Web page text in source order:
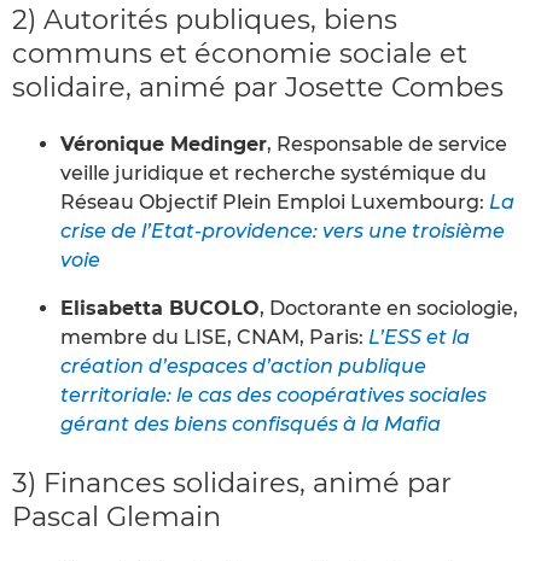
2) Autorités publiques, biens
communs et économie sociale et
solidaire, animé par Josette Combes
Véronique Medinger, Responsable de service
veille juridique et recherche systémique du
Réseau Objectif Plein Emploi Luxembourg: La
crise de l’Etat-providence: vers une troisième
voie
Elisabetta BUCOLO, Doctorante en sociologie,
membre du LISE, CNAM, Paris: L’ESS et la
création d’espaces d’action publique
territoriale: le cas des coopératives sociales
gérant des biens confisqués à la Mafia
3) Finances solidaires, animé par
Pascal Glemain